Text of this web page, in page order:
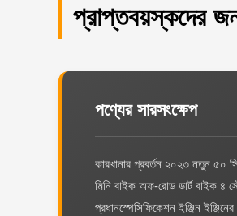
প্রাপ্তবয়স্কদের
পণ্যের সারসংক্ষেপ
কারখানার প্রবর্তন ২০২৩ নতুন ৫০
মিনি বাইক অফ-রোড ডার্ট বাইক ৪
প্রধানস্পেসিফিকেশন ইঞ্জিন